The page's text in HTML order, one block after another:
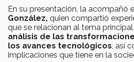
En su presentación, la acompañó
González, quien compartió
que se relacionan al tema
análisis de las
los avances tecnológicos , así
implicaciones que tiene en la